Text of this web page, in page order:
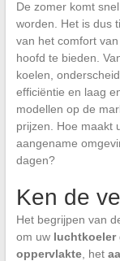
De zomer komt
worden. Het is dus
van het comfort
hoofd te bieden.
koelen,
efficiëntie en laag
modellen op de
prijzen. Hoe maakt
aangename
dagen?
Ken de
Het begrijpen van
om uw luchtkoeler
oppervlakte, het